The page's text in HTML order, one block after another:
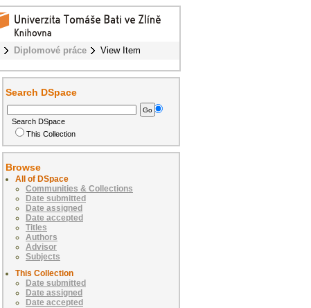
Diplomové práce View Item
Search DSpace
Search DSpace
This Collection
Browse
All of DSpace
Communities & Collections
Date submitted
Date assigned
Date accepted
Titles
Authors
Advisor
Subjects
This Collection
Date submitted
Date assigned
Date accepted